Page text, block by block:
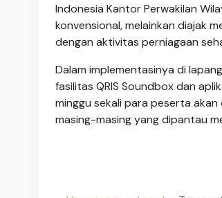
Indonesia Kantor Perwakilan
konvensional, melainkan diajak
dengan aktivitas perniagaan
Dalam implementasinya di
fasilitas QRIS Soundbox dan
minggu sekali para peserta
masing-masing yang dipantau